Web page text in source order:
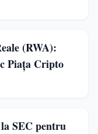
(RWA):
Piața Cripto
SEC pentru